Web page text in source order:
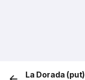
La Dorada (put)